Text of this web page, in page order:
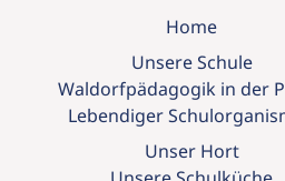
Home
Unsere Schule
Waldorfpädagogik in der
Lebendiger
Unser Hort